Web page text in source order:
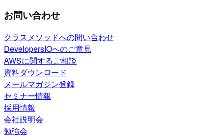
お問い合わせ
クラスメソッドへの問い合わせ
DevelopersIOへのご意見
AWSに関するご相談
資料ダウンロード
メールマガジン登録
セミナー情報
採用情報
会社説明会
勉強会